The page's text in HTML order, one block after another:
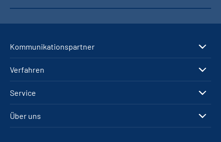
Kommunikationspartner
Verfahren
Service
Über uns